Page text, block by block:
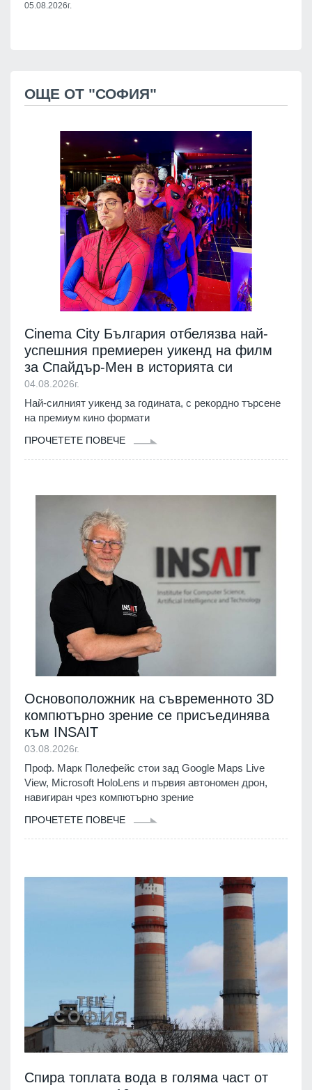
05.08.2026г.
ОЩЕ ОТ "СОФИЯ"
Cinema City България отбелязва най-
успешния премиерен уикенд на филм
за Спайдър-Мен в историята си
04.08.2026г.
Най-силният уикенд за годината, с рекордно търсене
на премиум кино формати
ПРОЧЕТЕТЕ ПОВЕЧЕ
Основоположник на съвременното 3D
компютърно зрение се присъединява
към INSAIT
03.08.2026г.
Проф. Марк Полефейс стои зад Google Maps Live
View, Microsoft HoloLens и първия автономен дрон,
навигиран чрез компютърно зрение
ПРОЧЕТЕТЕ ПОВЕЧЕ
Спира топлата вода в голяма част от